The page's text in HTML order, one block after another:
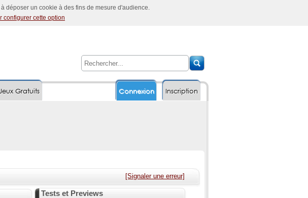
déposer un cookie à des fins de mesure d'audience.
configurer cette option
Inscription
Connexion
Gratuits
[Signaler une erreur]
Tests et Previews